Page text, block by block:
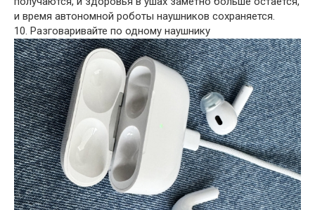
и время автономной роботы наушников сохраняется.
10. Разговаривайте по одному наушнику